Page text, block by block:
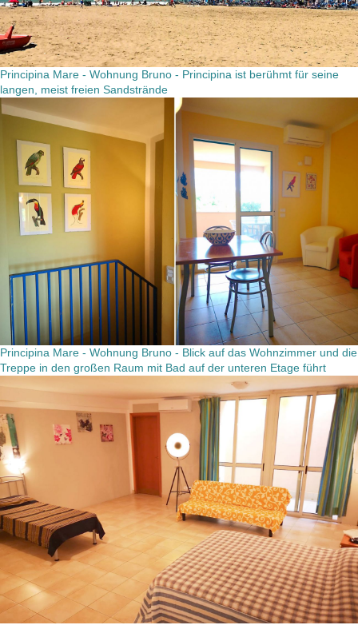
Principina Mare - Wohnung Bruno - Principina ist berühmt für seine
langen, meist freien Sandstrände
Principina Mare - Wohnung Bruno - Blick auf das Wohnzimmer und die
Treppe in den großen Raum mit Bad auf der unteren Etage führt